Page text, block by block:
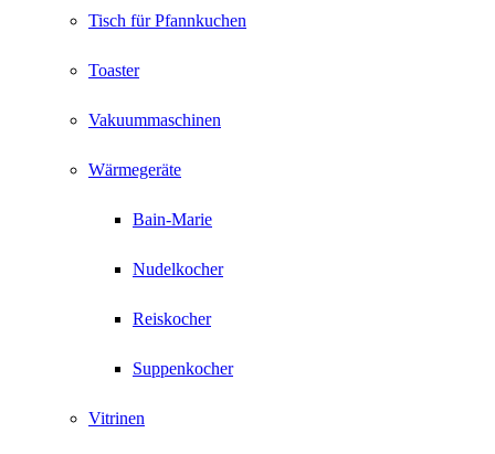
Tisch für Pfannkuchen
Toaster
Vakuummaschinen
Wärmegeräte
Bain-Marie
Nudelkocher
Reiskocher
Suppenkocher
Vitrinen